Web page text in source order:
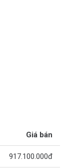
Giá bán
917.100.000đ